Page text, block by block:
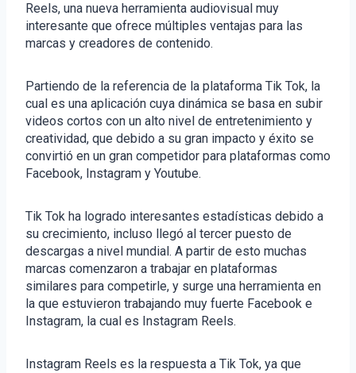
Reels, una nueva herramienta audiovisual muy
interesante que ofrece múltiples ventajas para las
marcas y creadores de contenido.
Partiendo de la referencia de la plataforma Tik Tok, la
cual es una aplicación cuya dinámica se basa en subir
videos cortos con un alto nivel de entretenimiento y
creatividad, que debido a su gran impacto y éxito se
convirtió en un gran competidor para plataformas como
Facebook, Instagram y Youtube.
Tik Tok ha logrado interesantes estadísticas debido a
su crecimiento, incluso llegó al tercer puesto de
descargas a nivel mundial. A partir de esto muchas
marcas comenzaron a trabajar en plataformas
similares para competirle, y surge una herramienta en
la que estuvieron trabajando muy fuerte Facebook e
Instagram, la cual es Instagram Reels.
Instagram Reels es la respuesta a Tik Tok, ya que